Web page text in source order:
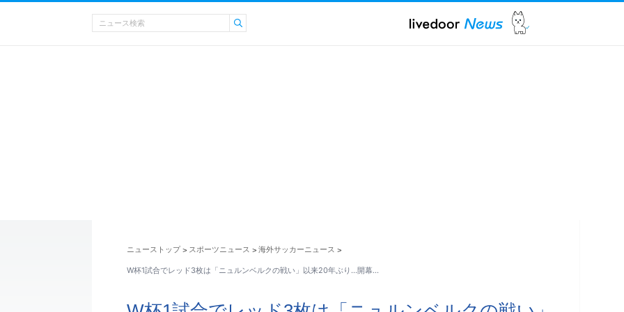
ニューストップ > スポーツニュース > 海外サッカーニュース >
W杯1試合でレッド3枚は「ニュルンベルクの戦い」以来20年ぶり…開幕…